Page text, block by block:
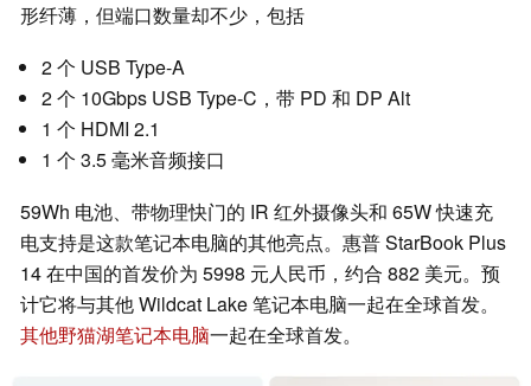
形纤薄，但端口数量却不少，包括
2 个 USB Type-A
2 个 10Gbps USB Type-C，带 PD 和 DP Alt
1 个 HDMI 2.1
1 个 3.5 毫米音频接口
59Wh 电池、带物理快门的 IR 红外摄像头和 65W 快速充
电支持是这款笔记本电脑的其他亮点。惠普 StarBook Plus
14 在中国的首发价为 5998 元人民币，约合 882 美元。预
计它将与其他 Wildcat Lake 笔记本电脑一起在全球首发。
其他野猫湖笔记本电脑一起在全球首发。